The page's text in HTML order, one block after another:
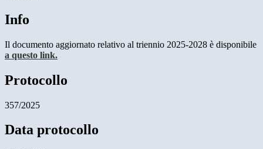
Info
Il documento aggiornato relativo al triennio 2025-2028 è disponibile
a questo link.
Protocollo
357/2025
Data protocollo